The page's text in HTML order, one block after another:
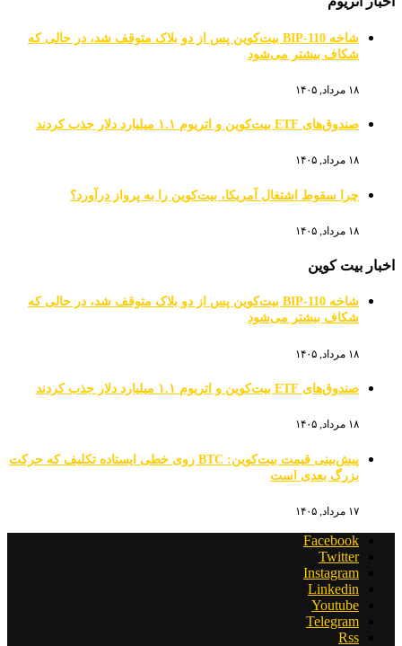
شاخه BIP-110 بیت‌کوین پس از دو بلاک متوقف شد، در حالی که
شکاف بیشتر می‌شود
۱۸ مرداد, ۱۴۰۵
صندوق‌های ETF بیت‌کوین و اتریوم ۱.۱ میلیارد دلار جذب کردند
۱۸ مرداد, ۱۴۰۵
چرا سقوط اشتغال آمریکا، بیت‌کوین را به پرواز درآورد؟
۱۸ مرداد, ۱۴۰۵
اخبار بیت کوین
شاخه BIP-110 بیت‌کوین پس از دو بلاک متوقف شد، در حالی که
شکاف بیشتر می‌شود
۱۸ مرداد, ۱۴۰۵
صندوق‌های ETF بیت‌کوین و اتریوم ۱.۱ میلیارد دلار جذب کردند
۱۸ مرداد, ۱۴۰۵
پیش‌بینی قیمت بیت‌کوین: BTC روی خطی ایستاده تکلیف که حرکت
بزرگ بعدی است
۱۷ مرداد, ۱۴۰۵
Facebook
Twitter
Instagram
Linkedin
Youtube
Telegram
Rss